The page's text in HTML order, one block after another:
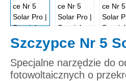
Szczypce Nr 5
Specjalne narzędzie do
fotowoltaicznych o